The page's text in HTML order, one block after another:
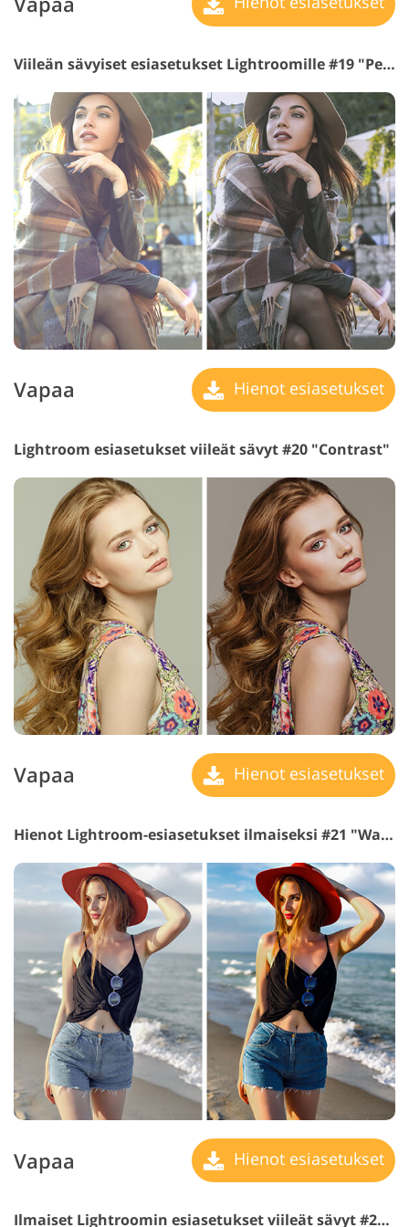
Viileän sävyiset esiasetukset Lightroomille #19 "Pearl"
Vapaa Hienot esiasetukset
Lightroom esiasetukset viileät sävyt #20 "Contrast"
Vapaa Hienot esiasetukset
Hienot Lightroom-esiasetukset ilmaiseksi #21 "Warm"
Vapaa Hienot esiasetukset
Ilmaiset Lightroomin esiasetukset viileät sävyt #22 "Vibrance"